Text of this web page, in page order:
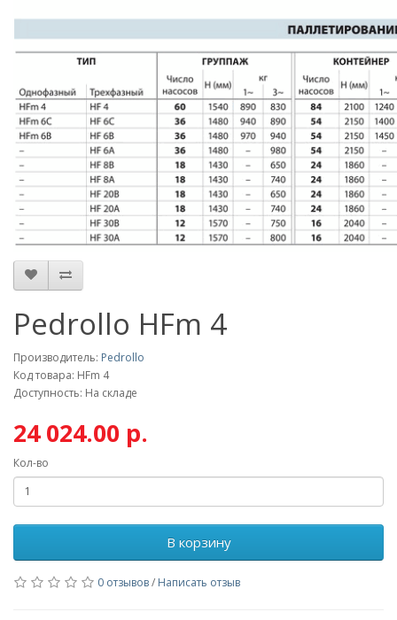
Pedrollo HFm 4
Производитель: Pedrollo
Код товара: HFm 4
Доступность: На складе
24 024.00 р.
Кол-во
В корзину
0 отзывов/ Написать отзыв